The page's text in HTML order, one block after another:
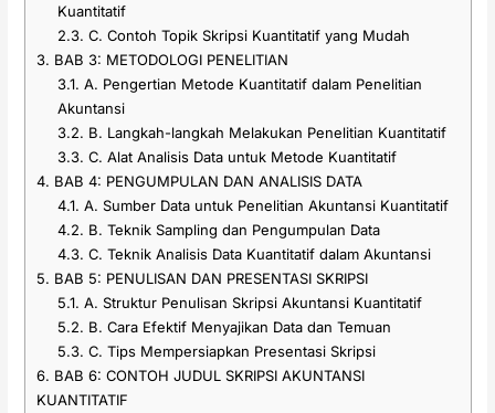
Kuantitatif
2.3. C. Contoh Topik Skripsi Kuantitatif yang Mudah
3. BAB 3: METODOLOGI PENELITIAN
3.1. A. Pengertian Metode Kuantitatif dalam Penelitian
Akuntansi
3.2. B. Langkah-langkah Melakukan Penelitian Kuantitatif
3.3. C. Alat Analisis Data untuk Metode Kuantitatif
4. BAB 4: PENGUMPULAN DAN ANALISIS DATA
4.1. A. Sumber Data untuk Penelitian Akuntansi Kuantitatif
4.2. B. Teknik Sampling dan Pengumpulan Data
4.3. C. Teknik Analisis Data Kuantitatif dalam Akuntansi
5. BAB 5: PENULISAN DAN PRESENTASI SKRIPSI
5.1. A. Struktur Penulisan Skripsi Akuntansi Kuantitatif
5.2. B. Cara Efektif Menyajikan Data dan Temuan
5.3. C. Tips Mempersiapkan Presentasi Skripsi
6. BAB 6: CONTOH JUDUL SKRIPSI AKUNTANSI
KUANTITATIF